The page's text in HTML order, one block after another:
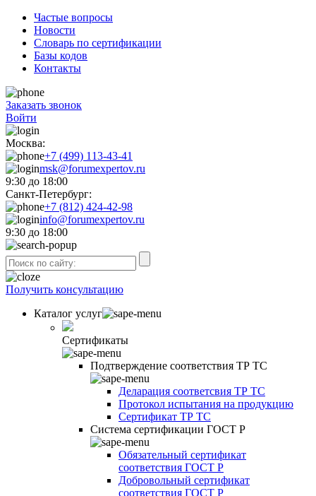
Частые вопросы
Новости
Словарь по сертификации
Базы кодов
Контакты
Заказать звонок
Войти
Москва:
+7 (499) 113-43-41
msk@forumexpertov.ru
9:30 до 18:00
Санкт-Петербург:
+7 (812) 424-42-98
info@forumexpertov.ru
9:30 до 18:00
Получить консультацию
Каталог услуг
Сертификаты
Подтверждение соответствия ТР ТС
Деларация соответсвия ТР ТС
Протокол испытания на продукцию
Сертификат ТР ТС
Система сертификации ГОСТ Р
Обязательный сертификат
соответствия ГОСТ Р
Добровольный сертификат
соответствия ГОСТ Р